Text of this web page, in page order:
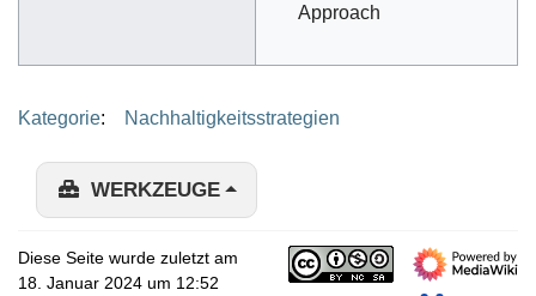
Approach
Kategorie: Nachhaltigkeitsstrategien
WERKZEUGE
Diese Seite wurde zuletzt am
18. Januar 2024 um 12:52